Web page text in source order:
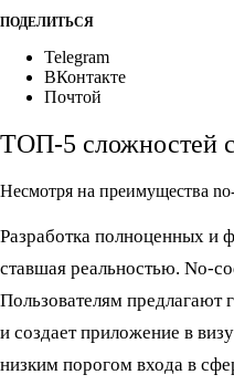
ПОДЕЛИТЬСЯ
Telegram
ВКонтакте
Почтой
ТОП-5 сложностей
Несмотря на преимущества
Разработка полноценных и
ставшая реальностью. No-
Пользователям предлагают
и создает приложение в
низким порогом входа в